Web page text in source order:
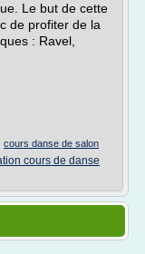
Le but de cette
de profiter de la
: Ravel,
cours danse de salon
cours de danse